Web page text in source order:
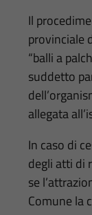
Il
provinciale
“balli a
suddetto
allegata
In caso di
degli atti di
se
Comune la